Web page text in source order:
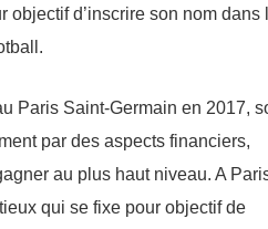
objectif d’inscrire son nom dans
Paris Saint-Germain en 2017,
par des aspects financiers,
au plus haut niveau. A
qui se fixe pour objectif de